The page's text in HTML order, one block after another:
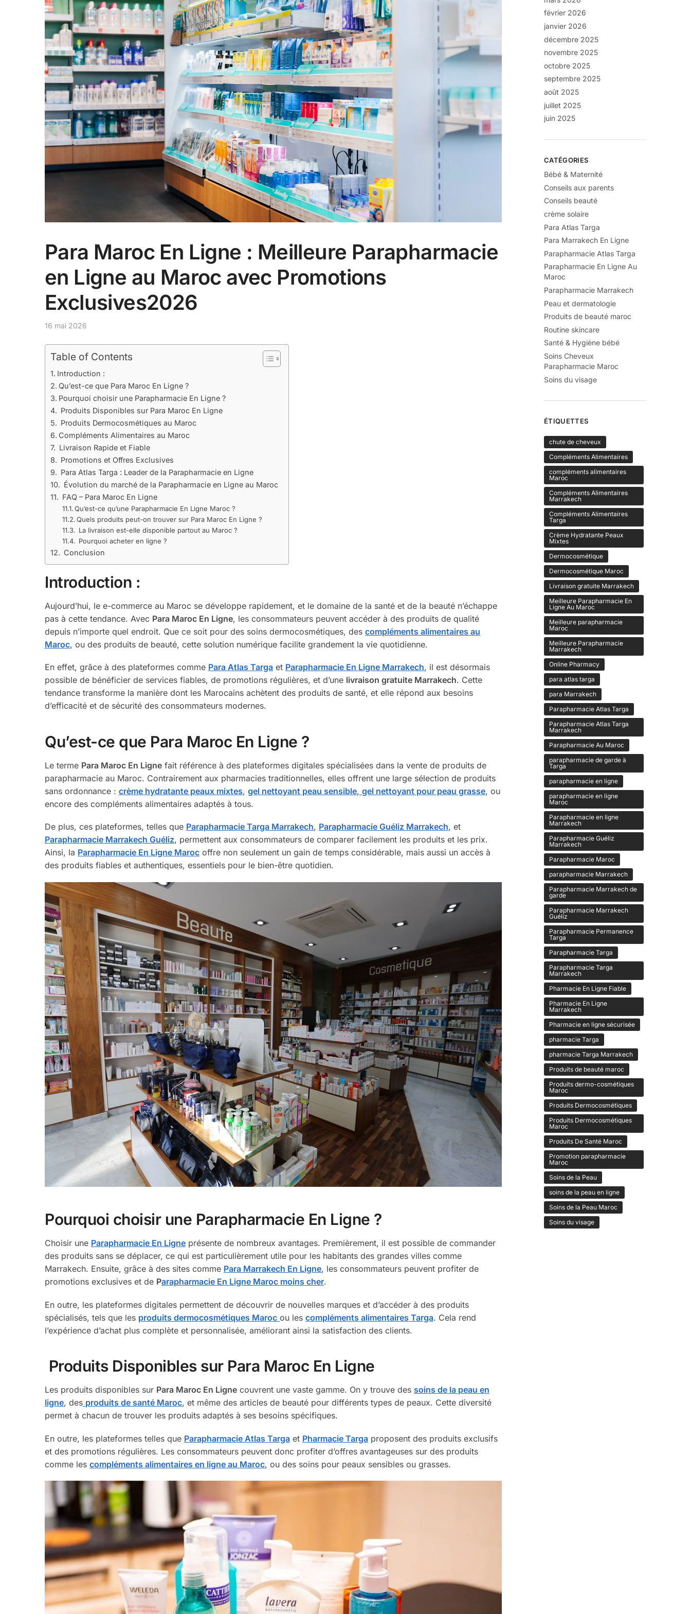
Para Maroc En Ligne : Meilleure Parapharmacie
en Ligne au Maroc avec Promotions
Exclusives2026
16 mai 2026
Table of Contents
Introduction :
Qu’est-ce que Para Maroc En Ligne ?
Pourquoi choisir une Parapharmacie En Ligne ?
Produits Disponibles sur Para Maroc En Ligne
Produits Dermocosmétiques au Maroc
Compléments Alimentaires au Maroc
Livraison Rapide et Fiable
Promotions et Offres Exclusives
Para Atlas Targa : Leader de la Parapharmacie en Ligne
Évolution du marché de la Parapharmacie en Ligne au Maroc
FAQ – Para Maroc En Ligne
Qu’est-ce qu’une Parapharmacie En Ligne Maroc ?
Quels produits peut-on trouver sur Para Maroc En Ligne ?
La livraison est-elle disponible partout au Maroc ?
Pourquoi acheter en ligne ?
Conclusion
Introduction :
Aujourd’hui, le e-commerce au Maroc se développe rapidement, et le domaine de la santé et de la beauté n’échappe
pas à cette tendance. Avec Para Maroc En Ligne, les consommateurs peuvent accéder à des produits de qualité
depuis n’importe quel endroit. Que ce soit pour des soins dermocosmétiques, des compléments alimentaires au
Maroc, ou des produits de beauté, cette solution numérique facilite grandement la vie quotidienne.
En effet, grâce à des plateformes comme Para Atlas Targa et Parapharmacie En Ligne Marrakech, il est désormais
possible de bénéficier de services fiables, de promotions régulières, et d’une livraison gratuite Marrakech. Cette
tendance transforme la manière dont les Marocains achètent des produits de santé, et elle répond aux besoins
d’efficacité et de sécurité des consommateurs modernes.
Qu’est-ce que Para Maroc En Ligne ?
Le terme Para Maroc En Ligne fait référence à des plateformes digitales spécialisées dans la vente de produits de
parapharmacie au Maroc. Contrairement aux pharmacies traditionnelles, elles offrent une large sélection de produits
sans ordonnance : crème hydratante peaux mixtes, gel nettoyant peau sensible, gel nettoyant pour peau grasse, ou
encore des compléments alimentaires adaptés à tous.
De plus, ces plateformes, telles que Parapharmacie Targa Marrakech, Parapharmacie Guéliz Marrakech, et
Parapharmacie Marrakech Guéliz, permettent aux consommateurs de comparer facilement les produits et les prix.
Ainsi, la Parapharmacie En Ligne Maroc offre non seulement un gain de temps considérable, mais aussi un accès à
des produits fiables et authentiques, essentiels pour le bien-être quotidien.
Pourquoi choisir une Parapharmacie En Ligne ?
Choisir une Parapharmacie En Ligne présente de nombreux avantages. Premièrement, il est possible de commander
des produits sans se déplacer, ce qui est particulièrement utile pour les habitants des grandes villes comme
Marrakech. Ensuite, grâce à des sites comme Para Marrakech En Ligne, les consommateurs peuvent profiter de
promotions exclusives et de Parapharmacie En Ligne Maroc moins cher.
En outre, les plateformes digitales permettent de découvrir de nouvelles marques et d’accéder à des produits
spécialisés, tels que les produits dermocosmétiques Maroc ou les compléments alimentaires Targa. Cela rend
l’expérience d’achat plus complète et personnalisée, améliorant ainsi la satisfaction des clients.
Produits Disponibles sur Para Maroc En Ligne
Les produits disponibles sur Para Maroc En Ligne couvrent une vaste gamme. On y trouve des soins de la peau en
ligne, des produits de santé Maroc, et même des articles de beauté pour différents types de peaux. Cette diversité
permet à chacun de trouver les produits adaptés à ses besoins spécifiques.
En outre, les plateformes telles que Parapharmacie Atlas Targa et Pharmacie Targa proposent des produits exclusifs
et des promotions régulières. Les consommateurs peuvent donc profiter d’offres avantageuses sur des produits
comme les compléments alimentaires en ligne au Maroc, ou des soins pour peaux sensibles ou grasses.
février 2026
janvier 2026
décembre 2025
novembre 2025
octobre 2025
septembre 2025
août 2025
juillet 2025
juin 2025
CATÉGORIES
Bébé & Maternité
Conseils aux parents
Conseils beauté
crème solaire
Para Atlas Targa
Para Marrakech En Ligne
Parapharmacie Atlas Targa
Parapharmacie En Ligne Au
Maroc
Parapharmacie Marrakech
Peau et dermatologie
Produits de beauté maroc
Routine skincare
Santé & Hygiène bébé
Soins Cheveux
Parapharmacie Maroc
Soins du visage
ÉTIQUETTES
chute de cheveux
Compléments Alimentaires
compléments alimentaires
Maroc
Compléments Alimentaires
Marrakech
Compléments Alimentaires
Targa
Crème Hydratante Peaux
Mixtes
Dermocosmétique
Dermocosmétique Maroc
Livraison gratuite Marrakech
Meilleure Parapharmacie En
Ligne Au Maroc
Meilleure parapharmacie
Maroc
Meilleure Parapharmacie
Marrakech
Online Pharmacy
para atlas targa
para Marrakech
Parapharmacie Atlas Targa
Parapharmacie Atlas Targa
Marrakech
Parapharmacie Au Maroc
parapharmacie de garde à
Targa
parapharmacie en ligne
parapharmacie en ligne
Maroc
Parapharmacie en ligne
Marrakech
Parapharmacie Guéliz
Marrakech
Parapharmacie Maroc
parapharmacie Marrakech
Parapharmacie Marrakech de
garde
Parapharmacie Marrakech
Guéliz
Parapharmacie Permanence
Targa
Parapharmacie Targa
Parapharmacie Targa
Marrakech
Pharmacie En Ligne Fiable
Pharmacie En Ligne
Marrakech
Pharmacie en ligne sécurisée
pharmacie Targa
pharmacie Targa Marrakech
Produits de beauté maroc
Produits dermo-cosmétiques
Maroc
Produits Dermocosmétiques
Produits Dermocosmétiques
Maroc
Produits De Santé Maroc
Promotion parapharmacie
Maroc
Soins de la Peau
soins de la peau en ligne
Soins de la Peau Maroc
Soins du visage